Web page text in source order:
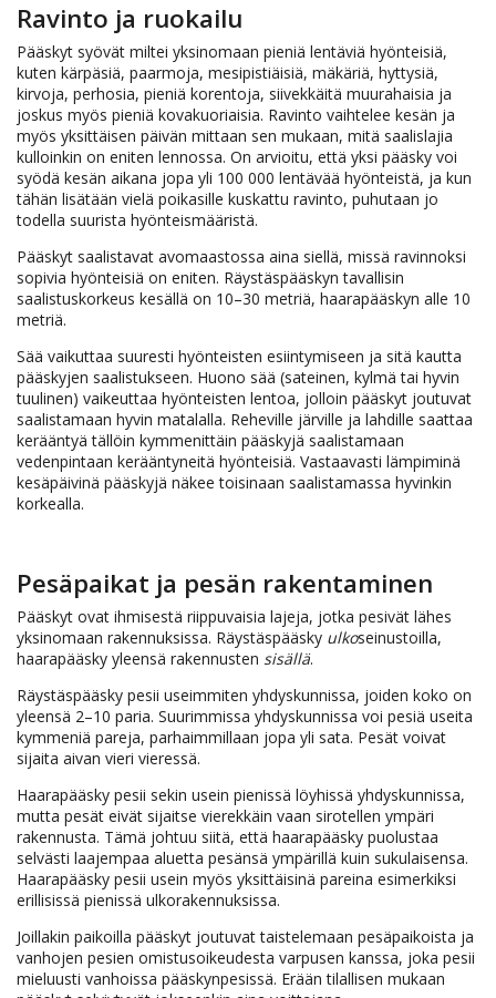
Ravinto ja ruokailu
Pääskyt syövät miltei yksinomaan pieniä lentäviä hyönteisiä,
kuten kärpäsiä, paarmoja, mesipistiäisiä, mäkäriä, hyttysiä,
kirvoja, perhosia, pieniä korentoja, siivekkäitä muurahaisia ja
joskus myös pieniä kovakuoriaisia. Ravinto vaihtelee kesän ja
myös yksittäisen päivän mittaan sen mukaan, mitä saalislajia
kulloinkin on eniten lennossa. On arvioitu, että yksi pääsky voi
syödä kesän aikana jopa yli 100 000 lentävää hyönteistä, ja kun
tähän lisätään vielä poikasille kuskattu ravinto, puhutaan jo
todella suurista hyönteismääristä.
Pääskyt saalistavat avomaastossa aina siellä, missä ravinnoksi
sopivia hyönteisiä on eniten. Räystäspääskyn tavallisin
saalistuskorkeus kesällä on 10–30 metriä, haarapääskyn alle 10
metriä.
Sää vaikuttaa suuresti hyönteisten esiintymiseen ja sitä kautta
pääskyjen saalistukseen. Huono sää (sateinen, kylmä tai hyvin
tuulinen) vaikeuttaa hyönteisten lentoa, jolloin pääskyt joutuvat
saalistamaan hyvin matalalla. Reheville järville ja lahdille saattaa
kerääntyä tällöin kymmenittäin pääskyjä saalistamaan
vedenpintaan kerääntyneitä hyönteisiä. Vastaavasti lämpiminä
kesäpäivinä pääskyjä näkee toisinaan saalistamassa hyvinkin
korkealla.
Pesäpaikat ja pesän rakentaminen
Pääskyt ovat ihmisestä riippuvaisia lajeja, jotka pesivät lähes
yksinomaan rakennuksissa. Räystäspääsky ulkoseinustoilla,
haarapääsky yleensä rakennusten sisällä.
Räystäspääsky pesii useimmiten yhdyskunnissa, joiden koko on
yleensä 2–10 paria. Suurimmissa yhdyskunnissa voi pesiä useita
kymmeniä pareja, parhaimmillaan jopa yli sata. Pesät voivat
sijaita aivan vieri vieressä.
Haarapääsky pesii sekin usein pienissä löyhissä yhdyskunnissa,
mutta pesät eivät sijaitse vierekkäin vaan sirotellen ympäri
rakennusta. Tämä johtuu siitä, että haarapääsky puolustaa
selvästi laajempaa aluetta pesänsä ympärillä kuin sukulaisensa.
Haarapääsky pesii usein myös yksittäisinä pareina esimerkiksi
erillisissä pienissä ulkorakennuksissa.
Joillakin paikoilla pääskyt joutuvat taistelemaan pesäpaikoista ja
vanhojen pesien omistusoikeudesta varpusen kanssa, joka pesii
mieluusti vanhoissa pääskynpesissä. Erään tilallisen mukaan